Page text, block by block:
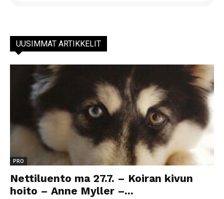
UUSIMMAT ARTIKKELIT
PRO
Nettiluento ma 27.7. – Koiran kivun
hoito – Anne Myller –...